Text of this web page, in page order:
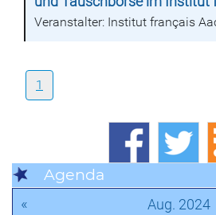
Veranstalter: Institut français
1
Agenda
« Aug. 2024